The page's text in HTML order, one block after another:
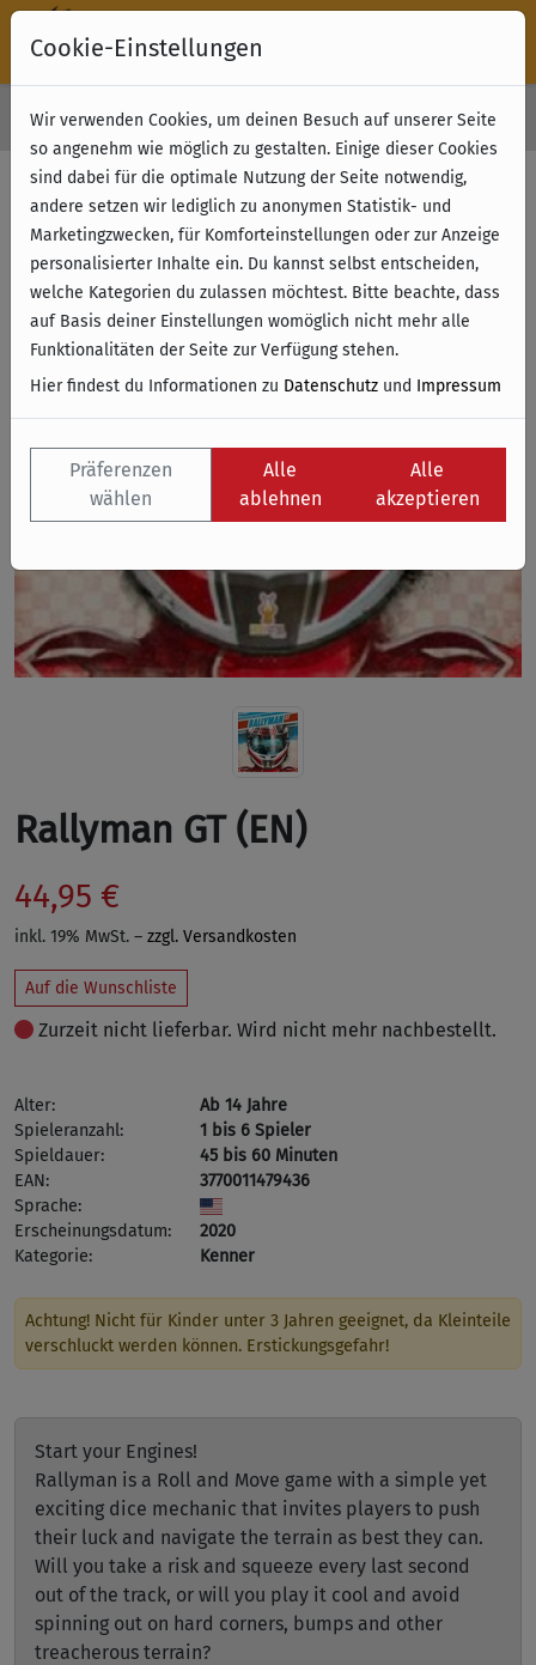
Kostenloser Versand & Retoure ab 49 € (innerhalb Deutschlands)
Rallyman GT (EN)
44,95 €
inkl. 19% MwSt. – zzgl. Versandkosten
Auf die Wunschliste
Zurzeit nicht lieferbar. Wird nicht mehr nachbestellt.
Alter:
Ab 14 Jahre
Spieleranzahl:
1 bis 6 Spieler
Spieldauer:
45 bis 60 Minuten
EAN:
3770011479436
Sprache:
Erscheinungsdatum:
2020
Kategorie:
Kenner
Achtung! Nicht für Kinder unter 3 Jahren geeignet, da Kleinteile
verschluckt werden können. Erstickungsgefahr!
Start your Engines!
Rallyman is a Roll and Move game with a simple yet
exciting dice mechanic that invites players to push
their luck and navigate the terrain as best they can.
Will you take a risk and squeeze every last second
out of the track, or will you play it cool and avoid
spinning out on hard corners, bumps and other
treacherous terrain?
Cookie-Einstellungen
Wir verwenden Cookies, um deinen Besuch auf unserer Seite
so angenehm wie möglich zu gestalten. Einige dieser Cookies
sind dabei für die optimale Nutzung der Seite notwendig,
andere setzen wir lediglich zu anonymen Statistik- und
Marketingzwecken, für Komforteinstellungen oder zur Anzeige
personalisierter Inhalte ein. Du kannst selbst entscheiden,
welche Kategorien du zulassen möchtest. Bitte beachte, dass
auf Basis deiner Einstellungen womöglich nicht mehr alle
Funktionalitäten der Seite zur Verfügung stehen.
Hier findest du Informationen zu Datenschutz und Impressum
Präferenzen
wählen
Alle
ablehnen
Alle
akzeptieren